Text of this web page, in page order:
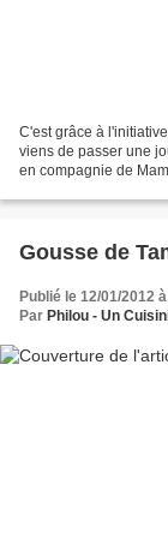
C'est grâce à
viens de passer une
en compagnie de
Gousse de
Publié le 12/01/2012
Par Philou - Un